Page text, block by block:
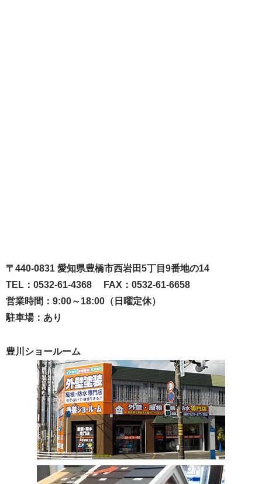
〒440-0831 愛知県豊橋市西岩田5丁目9番地の14
TEL：0532-61-4368 FAX：0532-61-6658
営業時間：9:00～18:00（日曜定休）
駐車場：あり
豊川ショールーム